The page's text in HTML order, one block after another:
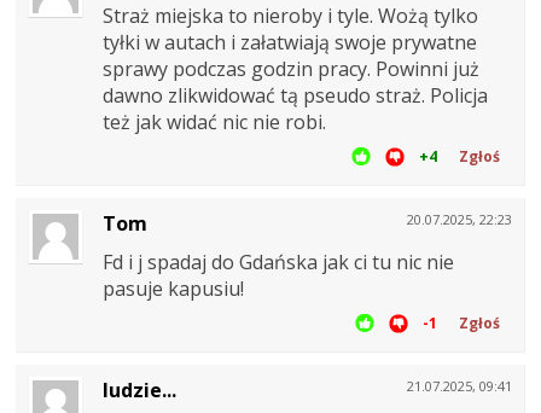
Straż miejska to nieroby i tyle. Wożą tylko
tyłki w autach i załatwiają swoje prywatne
sprawy podczas godzin pracy. Powinni już
dawno zlikwidować tą pseudo straż. Policja
też jak widać nic nie robi.
+4 Zgłoś
20.07.2025, 22:23
Tom
Fd i j spadaj do Gdańska jak ci tu nic nie
pasuje kapusiu!
-1 Zgłoś
21.07.2025, 09:41
ludzie...